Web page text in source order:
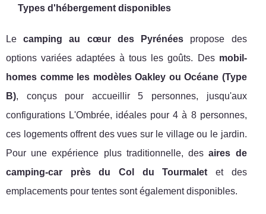
Types d'hébergement disponibles
Lecamping au cœur des Pyrénées propose des
options variées adaptées à tous les goûts. Des mobil-
homes comme les modèles Oakley ou Océane (Type
B), conçus pour accueillir 5 personnes, jusqu'aux
configurations L'Ombrée, idéales pour 4 à 8 personnes,
ces logements offrent des vues sur le village ou le jardin.
Pour une expérience plus traditionnelle, desaires de
camping-car près du Col du Tourmalet et des
emplacements pour tentes sont également disponibles.